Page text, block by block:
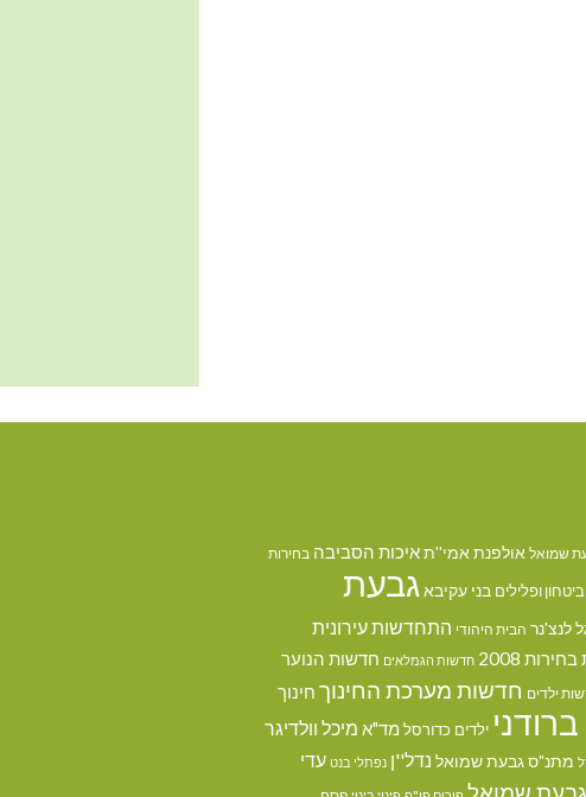
שמואל אולפנת אמי''תאיכות הסביבה בחירות
ביטחון ופלילים בני עקיבאגבעת
לנצ'נר הבית היהודי התחדשות עירונית
2008 חדשות הגמלאים חדשות הנוער
ילדים חדשות מערכת החינוך חינוך
ברודני ילדים כדורסל מד"א מיכל וולדיגר
מתנ"ס גבעת שמואל נדל''ן נפתלי בנט עדי